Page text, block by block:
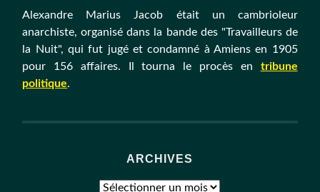
Alexandre Marius Jacob était un cambrioleur
anarchiste, organisé dans la bande des "Travailleurs de
la Nuit", qui fut jugé et condamné à Amiens en 1905
pour 156 affaires. Il tourna le procès en tribune
politique.
ARCHIVES